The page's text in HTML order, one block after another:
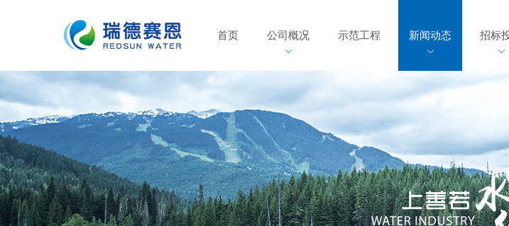
首页 公司概况 示范工程 新闻动态 招标